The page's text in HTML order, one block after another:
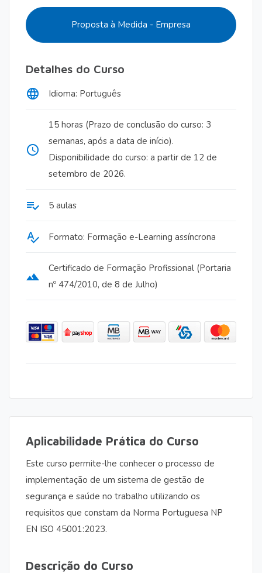
Proposta à Medida - Empresa
Detalhes do Curso
language Idioma: Português
access_time
15 horas (Prazo de conclusão do curso: 3
semanas, após a data de início).
Disponibilidade do curso: a partir de 12 de
setembro de 2026.
playlist_add_check 5 aulas
spellcheck Formato: Formação e-Learning assíncrona
terrain
Certificado de Formação Profissional (Portaria
nº 474/2010, de 8 de Julho)
Aplicabilidade Prática do Curso
Este curso permite-lhe conhecer o processo de
implementação de um sistema de gestão de
segurança e saúde no trabalho utilizando os
requisitos que constam da Norma Portuguesa NP
EN ISO 45001:2023.
Descrição do Curso